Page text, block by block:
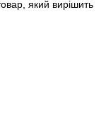
який вирішить